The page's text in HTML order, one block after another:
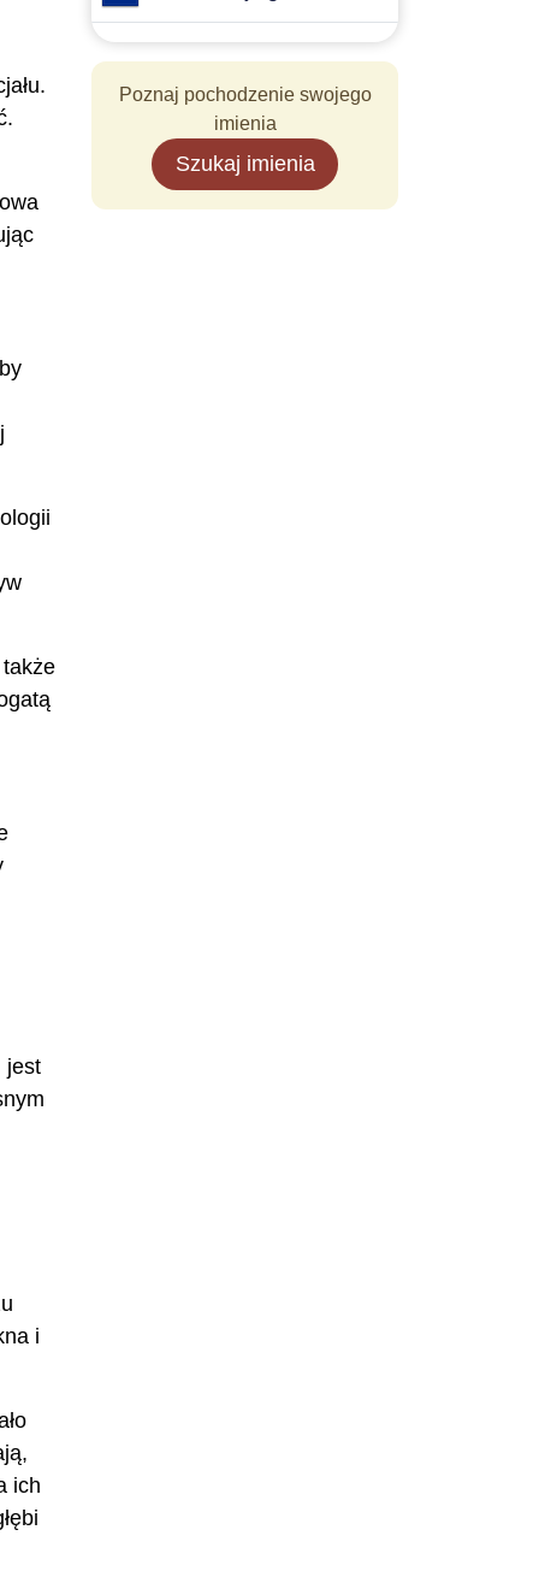
jest
i
ich
Poznaj pochodzenie swojego
imienia
Szukaj imienia